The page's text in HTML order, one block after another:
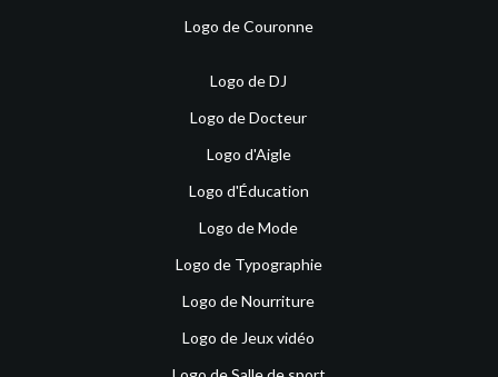
Logo de Couronne
Logo de DJ
Logo de Docteur
Logo d'Aigle
Logo d'Éducation
Logo de Mode
Logo de Typographie
Logo de Nourriture
Logo de Jeux vidéo